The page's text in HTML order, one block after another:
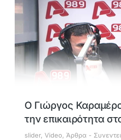
Ο Γιώργος
την επικαιρότητα
slider, Video, Άρθρα -